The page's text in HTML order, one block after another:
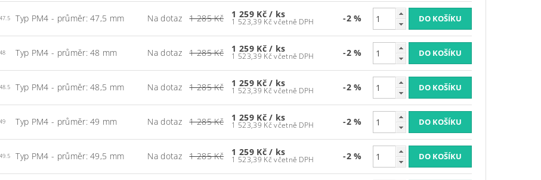
Typ PM4 - průměr: 47,5 mm Na dotaz 1 285 Kč 1 259 Kč/ ks
1 523,39 Kč včetně DPH -2 %
Typ PM4 - průměr: 48 mm Na dotaz 1 285 Kč 1 259 Kč/ ks
1 523,39 Kč včetně DPH -2 %
Typ PM4 - průměr: 48,5 mm Na dotaz 1 285 Kč 1 259 Kč/ ks
1 523,39 Kč včetně DPH -2 %
Typ PM4 - průměr: 49 mm Na dotaz 1 285 Kč 1 259 Kč/ ks
1 523,39 Kč včetně DPH -2 %
Typ PM4 - průměr: 49,5 mm Na dotaz 1 285 Kč 1 259 Kč/ ks
1 523,39 Kč včetně DPH -2 %